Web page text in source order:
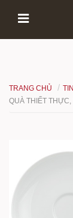
TRANG CHỦ
QUÀ THIẾT THỰC,